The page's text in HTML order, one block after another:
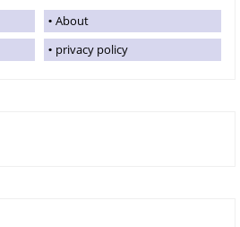
About
privacy policy